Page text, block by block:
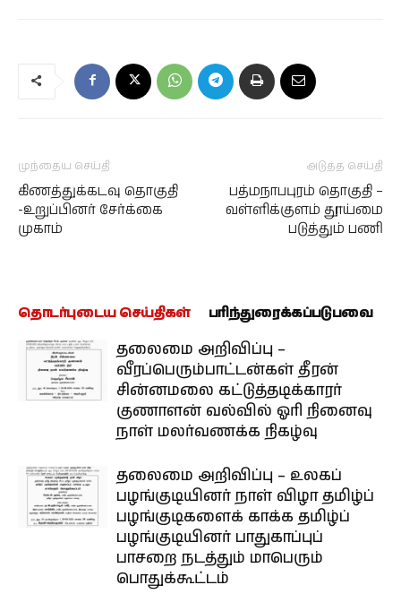
முந்தைய செய்தி
கிணத்துக்கடவு தொகுதி
-உறுப்பினர் சேர்க்கை
முகாம்
அடுத்த செய்தி
பத்மநாபபுரம் தொகுதி –
வள்ளிக்குளம் தூய்மை
படுத்தும் பணி
தொடர்புடைய செய்திகள் பரிந்துரைக்கப்படுபவை
தலைமை அறிவிப்பு –
வீரப்பெரும்பாட்டன்கள் தீரன்
சின்னமலை கட்டுத்தடிக்காரர்
குணாளன் வல்வில் ஓரி நினைவு
நாள் மலர்வணக்க நிகழ்வு
தலைமை அறிவிப்பு – உலகப்
பழங்குடியினர் நாள் விழா தமிழ்ப்
பழங்குடிகளைக் காக்க தமிழ்ப்
பழங்குடியினர் பாதுகாப்புப்
பாசறை நடத்தும் மாபெரும்
பொதுக்கூட்டம்